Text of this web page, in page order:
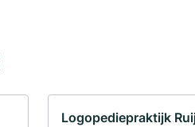
Logopediepraktijk